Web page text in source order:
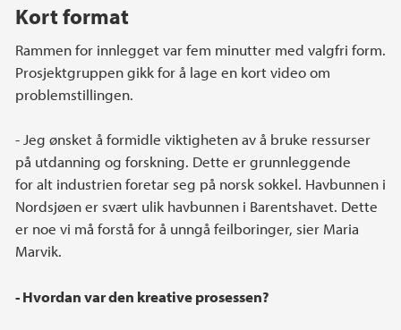
Kort format
Rammen for innlegget var fem minutter med valgfri form.
Prosjektgruppen gikk for å lage en kort video om
problemstillingen.
- Jeg ønsket å formidle viktigheten av å bruke ressurser
på utdanning og forskning. Dette er grunnleggende
for alt industrien foretar seg på norsk sokkel. Havbunnen i
Nordsjøen er svært ulik havbunnen i Barentshavet. Dette
er noe vi må forstå for å unngå feilboringer, sier Maria
Marvik.
- Hvordan var den kreative prosessen?